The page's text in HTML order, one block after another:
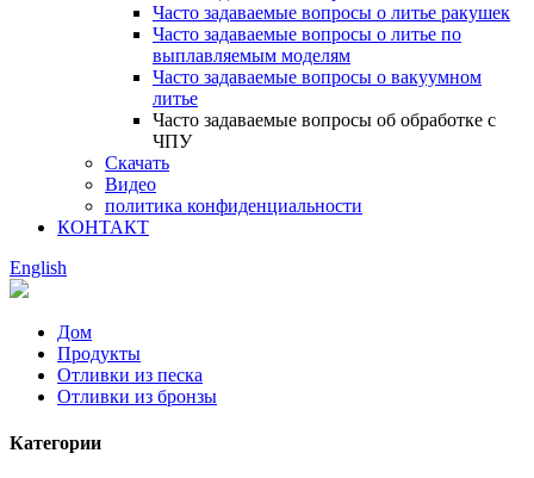
Часто задаваемые вопросы о литье ракушек
Часто задаваемые вопросы о литье по
выплавляемым моделям
Часто задаваемые вопросы о вакуумном
литье
Часто задаваемые вопросы об обработке с
ЧПУ
Скачать
Видео
политика конфиденциальности
КОНТАКТ
English
Дом
Продукты
Отливки из песка
Отливки из бронзы
Категории